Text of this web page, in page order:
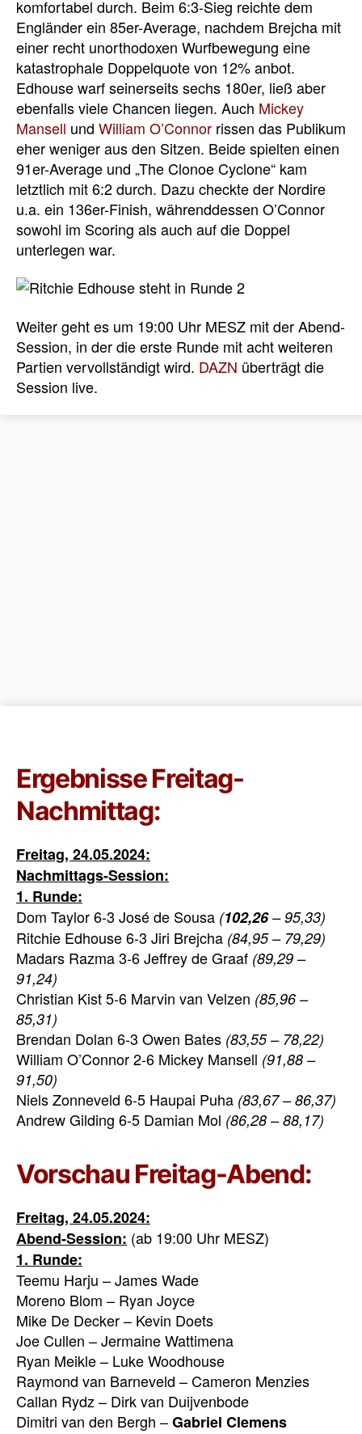
komfortabel durch. Beim 6:3-Sieg reichte dem
Engländer ein 85er-Average, nachdem Brejcha mit
einer recht unorthodoxen Wurfbewegung eine
katastrophale Doppelquote von 12% anbot.
Edhouse warf seinerseits sechs 180er, ließ aber
ebenfalls viele Chancen liegen. Auch Mickey
Mansell und William O’Connor rissen das Publikum
eher weniger aus den Sitzen. Beide spielten einen
91er-Average und „The Clonoe Cyclone“ kam
letztlich mit 6:2 durch. Dazu checkte der Nordire
u.a. ein 136er-Finish, währenddessen O’Connor
sowohl im Scoring als auch auf die Doppel
unterlegen war.
Weiter geht es um 19:00 Uhr MESZ mit der Abend-
Session, in der die erste Runde mit acht weiteren
Partien vervollständigt wird. DAZN überträgt die
Session live.
Ergebnisse Freitag-
Nachmittag:
Freitag, 24.05.2024:
Nachmittags-Session:
1. Runde:
Dom Taylor 6-3 José de Sousa (102,26– 95,33)
Ritchie Edhouse 6-3 Jiri Brejcha (84,95 – 79,29)
Madars Razma 3-6 Jeffrey de Graaf (89,29 –
91,24)
Christian Kist 5-6 Marvin van Velzen (85,96 –
85,31)
Brendan Dolan 6-3 Owen Bates (83,55 – 78,22)
William O’Connor 2-6 Mickey Mansell (91,88 –
91,50)
Niels Zonneveld 6-5 Haupai Puha (83,67 – 86,37)
Andrew Gilding 6-5 Damian Mol (86,28 – 88,17)
Vorschau Freitag-Abend:
Freitag, 24.05.2024:
Abend-Session: (ab 19:00 Uhr MESZ)
1. Runde:
Teemu Harju – James Wade
Moreno Blom – Ryan Joyce
Mike De Decker – Kevin Doets
Joe Cullen – Jermaine Wattimena
Ryan Meikle – Luke Woodhouse
Raymond van Barneveld – Cameron Menzies
Callan Rydz – Dirk van Duijvenbode
Dimitri van den Bergh –Gabriel Clemens